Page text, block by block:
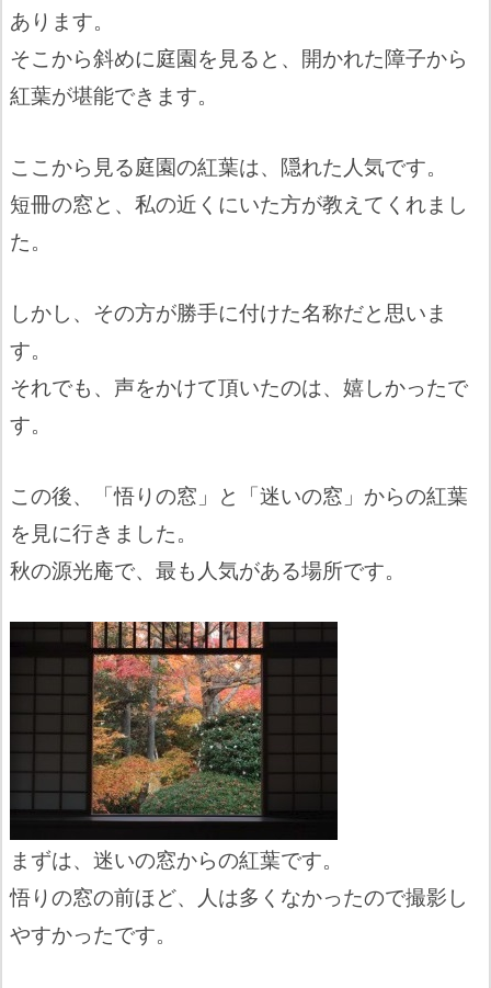
あります。
そこから斜めに庭園を見ると、開かれた障子から
紅葉が堪能できます。
ここから見る庭園の紅葉は、隠れた人気です。
短冊の窓と、私の近くにいた方が教えてくれまし
た。
しかし、その方が勝手に付けた名称だと思いま
す。
それでも、声をかけて頂いたのは、嬉しかったで
す。
この後、「悟りの窓」と「迷いの窓」からの紅葉
を見に行きました。
秋の源光庵で、最も人気がある場所です。
まずは、迷いの窓からの紅葉です。
悟りの窓の前ほど、人は多くなかったので撮影し
やすかったです。